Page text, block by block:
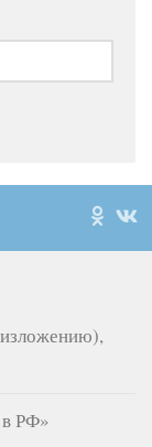
РФ»